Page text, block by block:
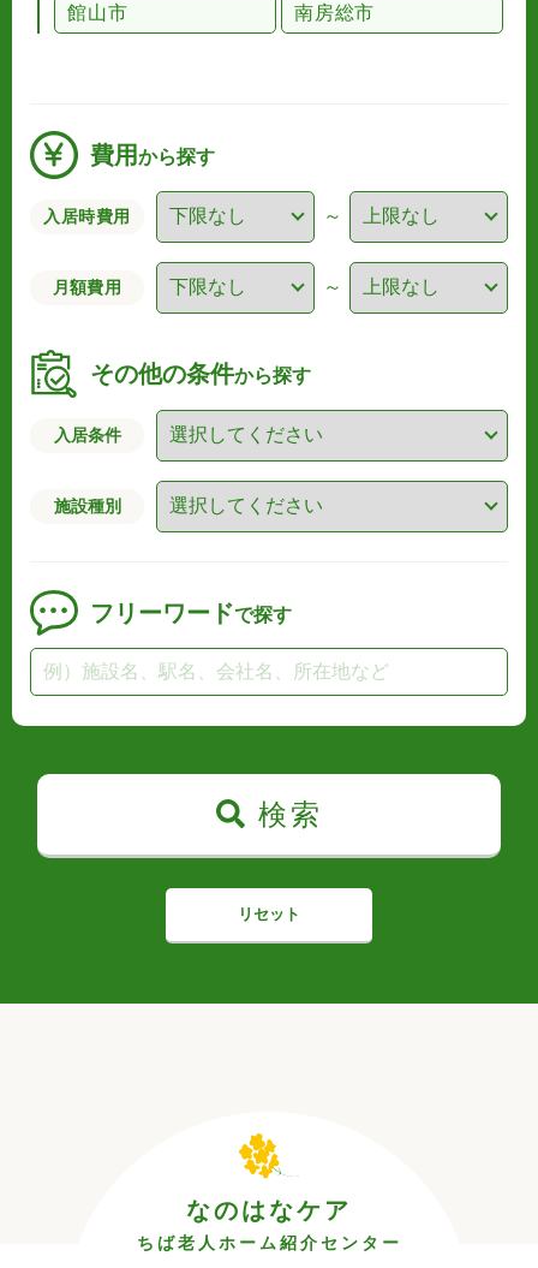
館山市 南房総市
費用から探す
入居時費用 ～
月額費用 ～
その他の条件から探す
入居条件
施設種別
フリーワードで探す
検索
リセット
なのはなケア
ちば老人ホーム紹介センター